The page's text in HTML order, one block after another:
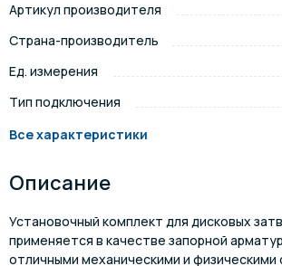
Артикул производителя
Страна-производитель
Ед. измерения
Тип подключения
Все характеристики
Описание
Установочный комплект для дисковых
применяется в качестве запорной
отличными механическими и физическими